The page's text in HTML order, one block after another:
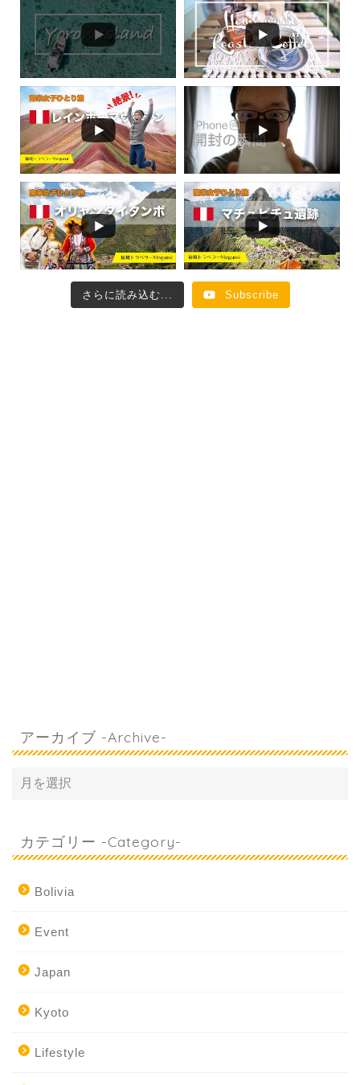
さらに読み込む... Subscribe
アーカイブ -Archive-
カテゴリー -Category-
Bolivia
Event
Japan
Kyoto
Lifestyle